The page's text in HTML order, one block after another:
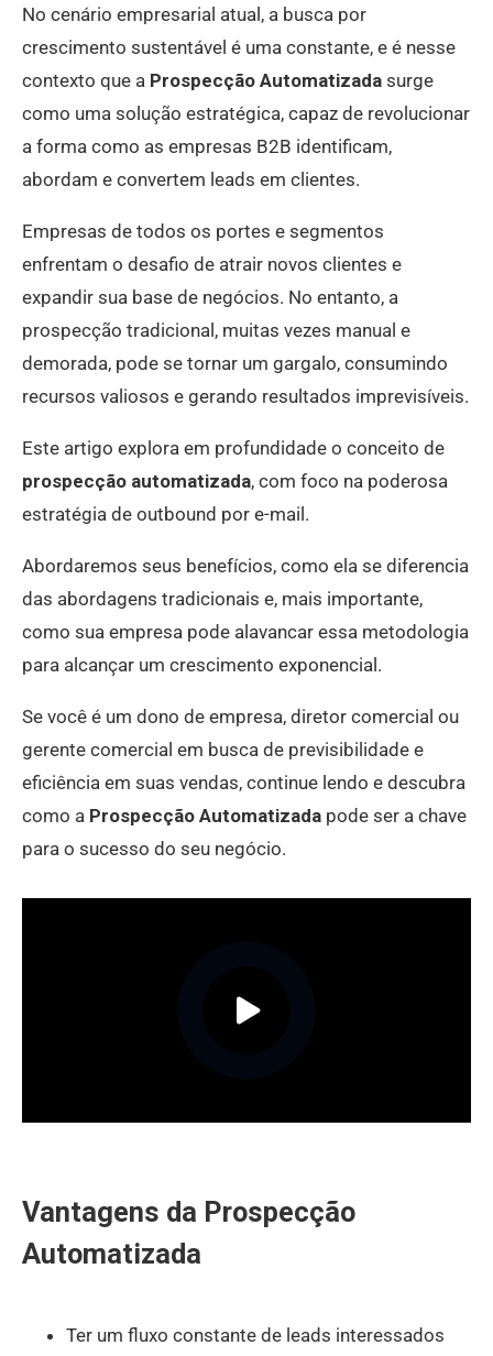
No cenário empresarial atual, a busca por
crescimento sustentável é uma constante, e é nesse
contexto que a Prospecção Automatizada surge
como uma solução estratégica, capaz de revolucionar
a forma como as empresas B2B identificam,
abordam e convertem leads em clientes.
Empresas de todos os portes e segmentos
enfrentam o desafio de atrair novos clientes e
expandir sua base de negócios. No entanto, a
prospecção tradicional, muitas vezes manual e
demorada, pode se tornar um gargalo, consumindo
recursos valiosos e gerando resultados imprevisíveis.
Este artigo explora em profundidade o conceito de
prospecção automatizada, com foco na poderosa
estratégia de outbound por e-mail.
Abordaremos seus benefícios, como ela se diferencia
das abordagens tradicionais e, mais importante,
como sua empresa pode alavancar essa metodologia
para alcançar um crescimento exponencial.
Se você é um dono de empresa, diretor comercial ou
gerente comercial em busca de previsibilidade e
eficiência em suas vendas, continue lendo e descubra
como a Prospecção Automatizada pode ser a chave
para o sucesso do seu negócio.
Vantagens da Prospecção
Automatizada
Ter um fluxo constante de leads interessados